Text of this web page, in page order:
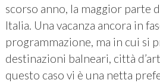
scorso anno, la maggior parte
Italia. Una vacanza ancora in
programmazione, ma in cui si
destinazioni balneari, città
questo caso vi è una netta